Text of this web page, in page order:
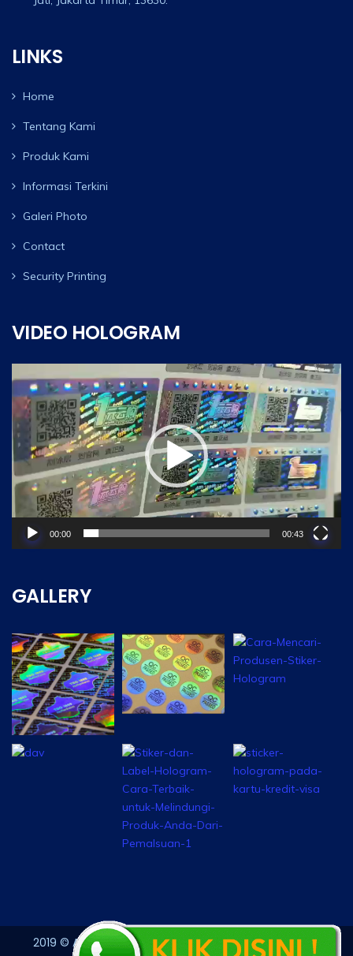
LINKS
Home
Tentang Kami
Produk Kami
Informasi Terkini
Galeri Photo
Contact
Security Printing
VIDEO HOLOGRAM
Player
00:00 00:43
GALLERY
2019 © All rights reserved by StickerHologram.com &